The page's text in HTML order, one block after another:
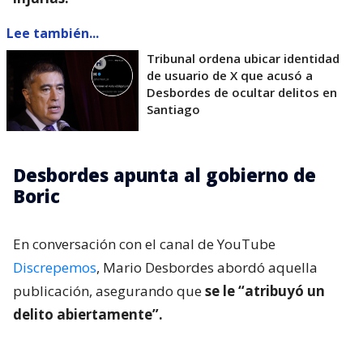
Lee también...
Tribunal ordena ubicar identidad
de usuario de X que acusó a
Desbordes de ocultar delitos en
Santiago
Desbordes apunta al gobierno de
Boric
En conversación con el canal de YouTube
Discrepemos, Mario Desbordes abordó aquella
publicación, asegurando quese le “atribuyó un
delito abiertamente”.